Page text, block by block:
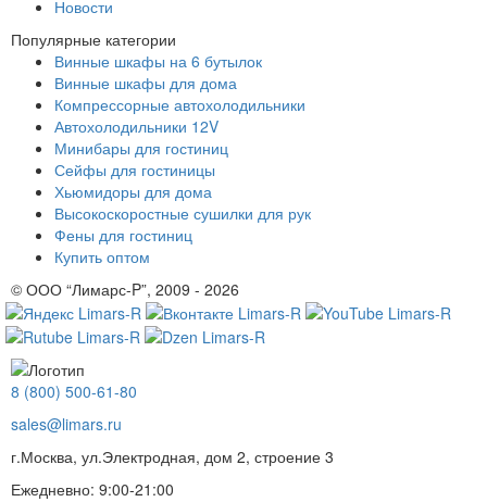
Новости
Популярные категории
Винные шкафы на 6 бутылок
Винные шкафы для дома
Компрессорные автохолодильники
Автохолодильники 12V
Минибары для гостиниц
Сейфы для гостиницы
Хьюмидоры для дома
Высокоскоростные сушилки для рук
Фены для гостиниц
Купить оптом
© ООО “Лимарс-P”, 2009 - 2026
8 (800) 500-61-80
sales@limars.ru
г.Москва, ул.Электродная, дом 2, строение 3
Ежедневно: 9:00-21:00